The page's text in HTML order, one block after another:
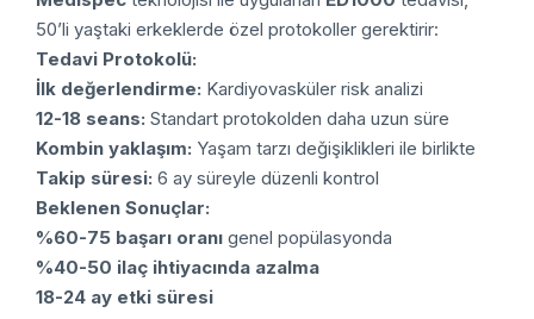
50’li yaştaki erkeklerde özel protokoller gerektirir:
Tedavi Protokolü:
İlk değerlendirme: Kardiyovasküler risk analizi
12-18 seans: Standart protokolden daha uzun süre
Kombin yaklaşım: Yaşam tarzı değişiklikleri ile birlikte
Takip süresi: 6 ay süreyle düzenli kontrol
Beklenen Sonuçlar:
%60-75 başarı oranı genel popülasyonda
%40-50 ilaç ihtiyacında azalma
18-24 ay etki süresi